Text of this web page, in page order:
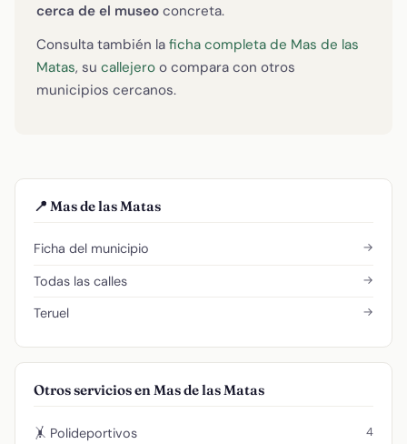
cerca de el museo concreta.
Consulta también la ficha completa de Mas de las
Matas, su callejero o compara con otros
municipios cercanos.
📍 Mas de las Matas
Ficha del municipio →
Todas las calles →
Teruel →
Otros servicios en Mas de las Matas
🤸 Polideportivos 4